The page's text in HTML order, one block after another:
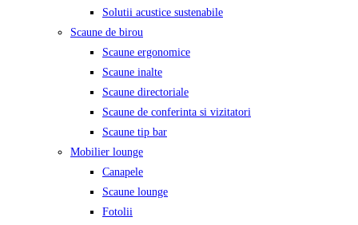
Solutii acustice sustenabile
Scaune de birou
Scaune ergonomice
Scaune inalte
Scaune directoriale
Scaune de conferinta si vizitatori
Scaune tip bar
Mobilier lounge
Canapele
Scaune lounge
Fotolii